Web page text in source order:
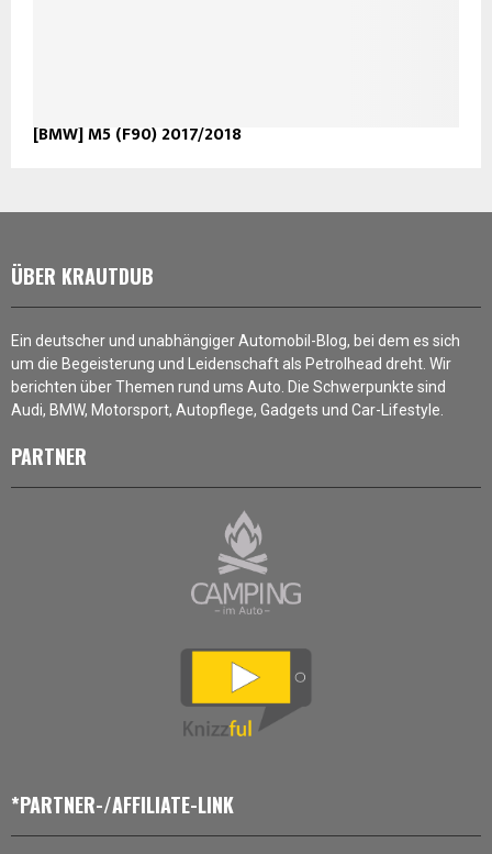
[BMW] M5 (F90) 2017/2018
ÜBER KRAUTDUB
Ein deutscher und unabhängiger Automobil-Blog, bei dem es sich
um die Begeisterung und Leidenschaft als Petrolhead dreht. Wir
berichten über Themen rund ums Auto. Die Schwerpunkte sind
Audi, BMW, Motorsport, Autopflege, Gadgets und Car-Lifestyle.
PARTNER
*PARTNER-/AFFILIATE-LINK